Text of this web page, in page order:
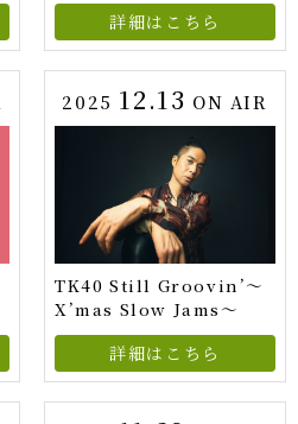
詳細はこちら
2025 12.13 ON AIR
TK40 Still Groovin’～
X’mas Slow Jams～
詳細はこちら